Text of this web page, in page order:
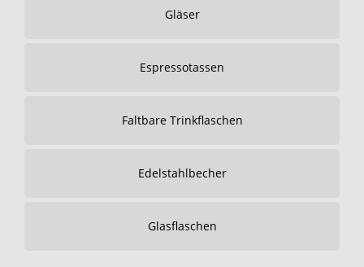
Gläser
Espressotassen
Faltbare Trinkflaschen
Edelstahlbecher
Glasflaschen